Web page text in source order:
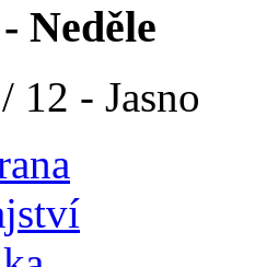
Neděle
12 - Jasno